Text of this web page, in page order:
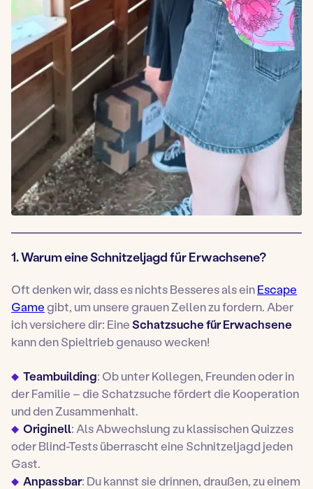
1. Warum eine Schnitzeljagd für Erwachsene?
Oft denken wir, dass es nichts Besseres als einEscape
Gamegibt, um unsere grauen Zellen zu fordern. Aber
ich versichere dir: EineSchatzsuche für Erwachsene
kann den Spieltrieb genauso wecken!
Teambuilding: Ob unter Kollegen, Freunden oder in
der Familie – die Schatzsuche fördert die Kooperation
und den Zusammenhalt.
Originell: Als Abwechslung zu klassischen Quizzes
oder Blind-Tests überrascht eine Schnitzeljagd jeden
Gast.
Anpassbar: Du kannst sie drinnen, draußen, zu einem